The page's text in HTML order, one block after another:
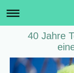
40 Jahre